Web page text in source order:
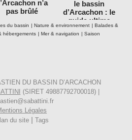
n’a
pas brûlé
le bassin
d’Arcachon : le
guide ultime
pour retrouver
des soirées
du bassin | Nature & environnement | Balades &
hébergements | Mer & navigation | Saison
DU BASSIN D’ARCACHON
(SIRET 49887792700018) |
Légales
du site | Tags